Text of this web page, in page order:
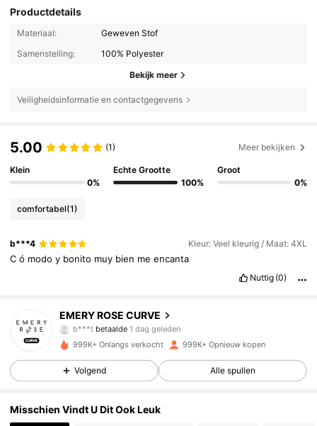
Productdetails
Materiaal:
Geweven Stof
Samenstelling:
100% Polyester
Bekijk meer
Veiligheidsinformatie en contactgegevens
5.00 (1) Meer bekijken
Klein
0%
Echte Grootte
100%
Groot
0%
comfortabel(1)
b***4 Kleur: Veel kleurig / Maat: 4XL
Có modoy bonito muy bien meencanta
Nuttig (0)
EMERY ROSE CURVE
b***tbetaalde1 dag geleden
s***4 gevolgd 30 minuten geleden
999K+ Onlangs verkocht 999K+ Opnieuw kopen
Volgend Alle spullen
Misschien Vindt U Dit Ook Leuk